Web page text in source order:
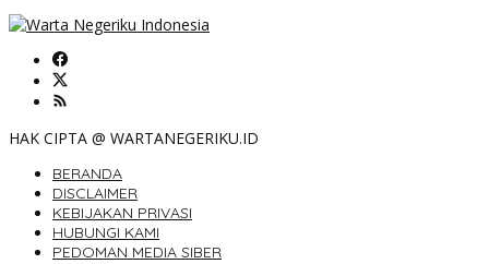
HAK CIPTA @ WARTANEGERIKU.ID
BERANDA
DISCLAIMER
KEBIJAKAN PRIVASI
HUBUNGI KAMI
PEDOMAN MEDIA SIBER